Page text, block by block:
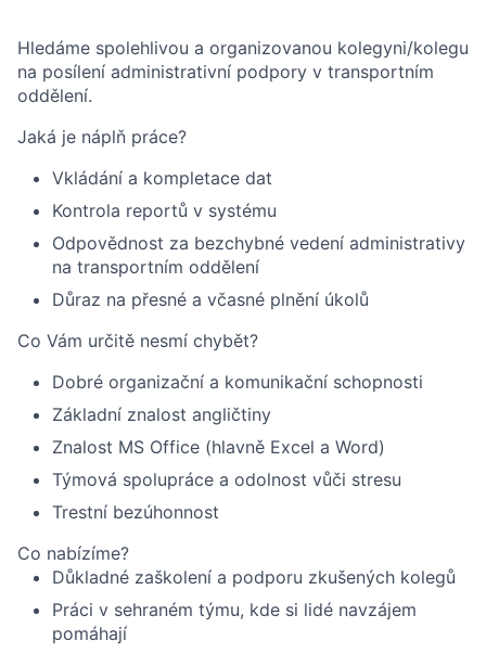
Hledáme spolehlivou a organizovanou kolegyni/kolegu
na posílení administrativní podpory v transportním
oddělení.
Jaká je náplň práce?
Vkládání a kompletace dat
Kontrola reportů v systému
Odpovědnost za bezchybné vedení administrativy
na transportním oddělení
Důraz na přesné a včasné plnění úkolů
Co Vám určitě nesmí chybět?
Dobré organizační a komunikační schopnosti
Základní znalost angličtiny
Znalost MS Office (hlavně Excel a Word)
Týmová spolupráce a odolnost vůči stresu
Trestní bezúhonnost
Co nabízíme?
Důkladné zaškolení a podporu zkušených kolegů
Práci v sehraném týmu, kde si lidé navzájem
pomáhají